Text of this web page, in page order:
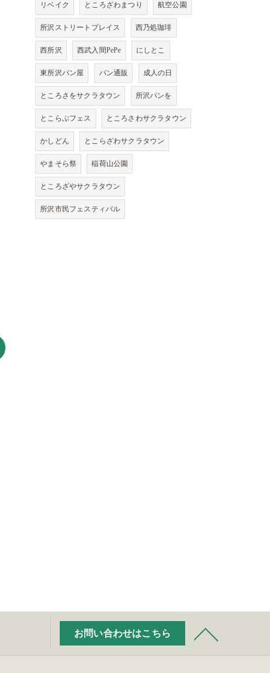
リベイク ところざわまつり 航空公園
所沢ストリートプレイス 西乃処珈琲
西所沢 西武入間PePe にしとこ
東所沢パン屋 パン通販 成人の日
ところさをサクラタウン 所沢パンを
とこらぶフェス ところさわサクラタウン
かしどん とこらざわサクラタウン
やまそら祭 稲荷山公園
ところざやサクラタウン
所沢市民フェスティバル
お問い合わせはこちら